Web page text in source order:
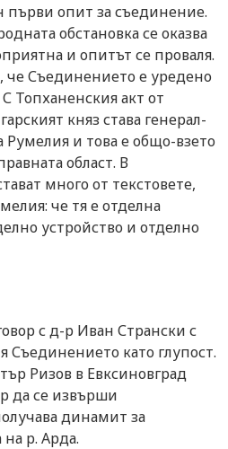
първи опит за съединение.
обстановка се оказва
и опитът се проваля.
че Съединението е уредено
Топханенския акт от
княз става генерал-
Румелия и това е общо-взето
област. В
много от текстовете,
че тя е отделна
устройство и отделно
с д-р Иван Странски с
Съединението като глупост.
Ризов в Евксиновград
да се извърши
динамит за
р. Арда.